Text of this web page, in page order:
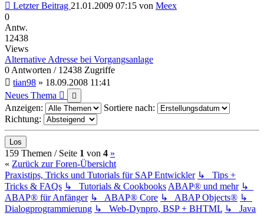
Letzter Beitrag 21.01.2009 07:15 von Meex
0
Antw.
12438
Views
Alternative Adresse bei Vorgangsanlage
0 Antworten / 12438 Zugriffe
tian98 » 18.09.2008 11:41
Neues Thema
Anzeigen:
Sortiere nach:
Richtung:
159 Themen / Seite 1 von 4 (current)
»
« Zurück zur Foren-Übersicht
Praxistips, Tricks und Tutorials für SAP Entwickler ↳ Tips +
Tricks & FAQs ↳ Tutorials & Cookbooks ABAP® und mehr ↳
ABAP® für Anfänger ↳ ABAP® Core ↳ ABAP Objects® ↳
Dialogprogrammierung ↳ Web-Dynpro, BSP + BHTML ↳ Java